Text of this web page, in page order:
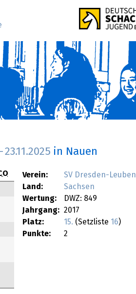
23.11.2025 in Nauen
Verein:
SV Dresden-Leuben
Land:
Sachsen
Wertung:
DWZ: 849
Jahrgang: 2017
Platz:
15. (Setzliste 16)
Punkte:
2